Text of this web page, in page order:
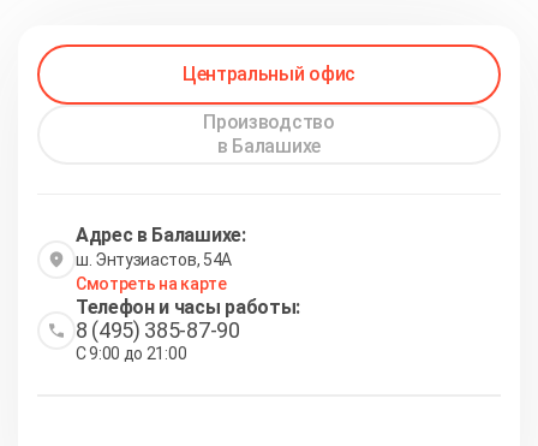
Центральный офис
Производство
в Балашихе
Адрес в Балашихе:
ш. Энтузиастов, 54А
Смотреть на карте
Телефон и часы работы:
8 (495) 385-87-90
С 9:00 до 21:00